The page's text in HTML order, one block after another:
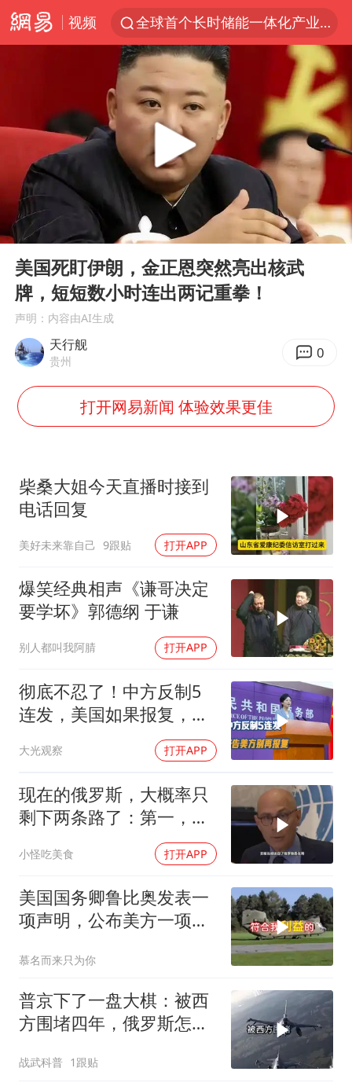
视频
全球首个长时储能一体化产业园量产
台风白海豚已进入24小时警戒线
中巨芯：上半年归母净利润1405.77万元
中国女篮70-67险胜尼日利亚女篮
四川宜宾市高县4.9级地震致1人死亡
台风白海豚或吞并鲸鱼 登陆地点更新
U17国足三连胜晋级明日之星半决赛
胜宏科技：股票交易异常波动
美股存储板块集体大跌
秋天的第一杯奶茶到底有多火
国乒男单横滨冠军赛全军覆没
“今天得有40℃了吧 为啥还不预警”
胡彦斌获《歌手2026》歌王
夯实基础开新局
Play
00:00 08:02
美国死盯伊朗，金正恩突然亮出核武
牌，短短数小时连出两记重拳！
声明：内容由AI生成
天行舰
贵州 0
打开网易新闻 体验效果更佳
柴桑大姐今天直播时接到
电话回复
美好未来靠自己 9跟贴 打开APP
爆笑经典相声《谦哥决定
要学坏》郭德纲 于谦
别人都叫我阿腈 打开APP
彻底不忍了！中方反制5
连发，美国如果报复，我
大光观察 打开APP
现在的俄罗斯，大概率只
剩下两条路了：第一，把
吞进去的地盘全部吐出来
小怪吃美食 打开APP
美国国务卿鲁比奥发表一
项声明，公布美方一项重
慕名而来只为你
普京下了一盘大棋：被西
方围堵四年，俄罗斯怎么
战武科普 1跟贴